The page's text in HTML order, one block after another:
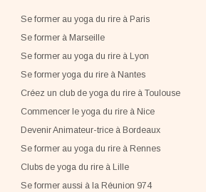
Se former au yoga du rire à Paris
Se former à Marseille
Se former au yoga du rire à Lyon
Se former yoga du rire à Nantes
Créez un club de yoga du rire à Toulouse
Commencer le yoga du rire à Nice
Devenir Animateur-trice à Bordeaux
Se former au yoga du rire à Rennes
Clubs de yoga du rire à Lille
Se former aussi à la Réunion 974